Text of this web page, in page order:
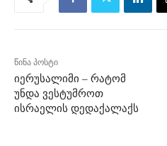
წინა პოსტი
იერუსალიმი – რატომ
უნდა ვესტუმროთ
ისრაელის დედაქალაქს